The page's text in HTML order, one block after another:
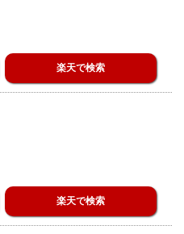
楽天で検索
楽天で検索